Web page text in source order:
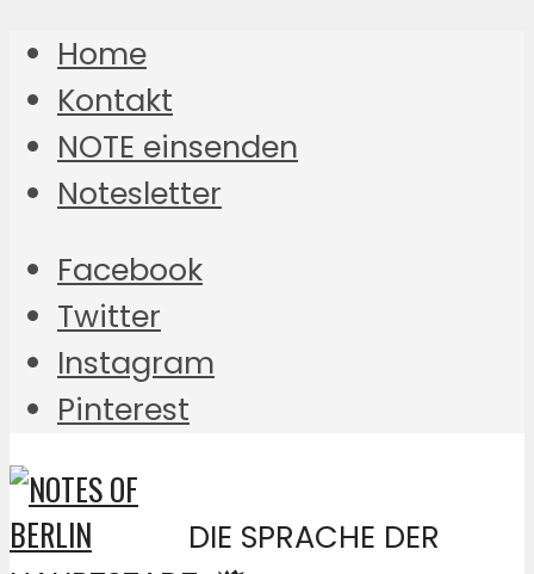
Home
Kontakt
NOTE einsenden
Notesletter
Facebook
Twitter
Instagram
Pinterest
DIE SPRACHE DER